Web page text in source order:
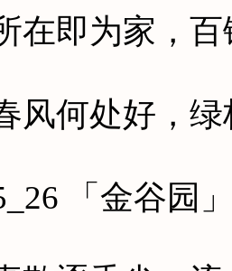
即为家，百
何处好，绿
「金谷园